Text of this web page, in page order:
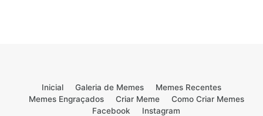
Inicial Galeria de Memes
Memes Recentes
Memes Engraçados
Criar Meme
Como Criar Memes
Facebook
Instagram